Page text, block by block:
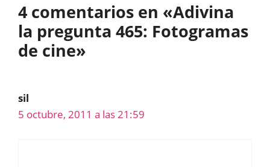
4 comentarios en «Adivina
la pregunta 465: Fotogramas
de cine»
sil
5 octubre, 2011 a las 21:59